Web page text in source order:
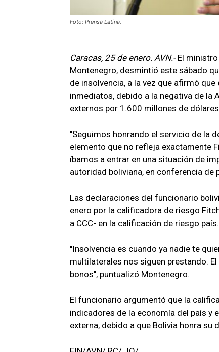
Foto: Prensa Latina.
Caracas, 25 de enero. AVN.-El ministro
Montenegro, desmintió este sábado
de insolvencia, a la vez que afirmó
inmediatos, debido a la negativa de la
externos por 1.600 millones de
"Seguimos honrando el servicio de la
elemento que no refleja exactamente
íbamos a entrar en una situación de
autoridad boliviana, en conferencia de
Las declaraciones del funcionario
enero por la calificadora de riesgo
a CCC- en la calificación de riesgo país.
"Insolvencia es cuando ya nadie te
multilaterales nos siguen prestando.
bonos", puntualizó Montenegro.
El funcionario argumentó que la
indicadores de la economía del país y
externa, debido a que Bolivia honra su